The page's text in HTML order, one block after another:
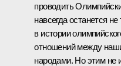
проводить
навсегда останется
в истории
отношений между
народами. Но этим не